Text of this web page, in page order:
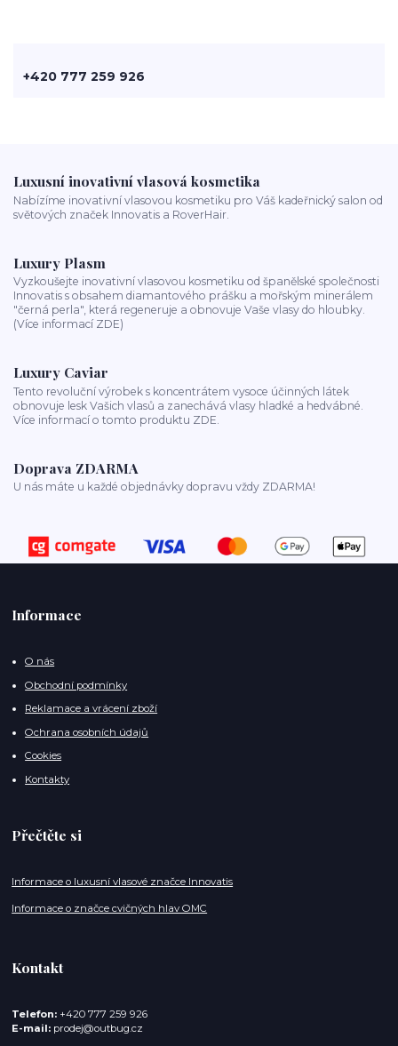
+420 777 259 926
Luxusní inovativní vlasová kosmetika
Nabízíme inovativní vlasovou kosmetiku pro Váš kadeřnický salon od
světových značek Innovatis a RoverHair.
Luxury Plasm
Vyzkoušejte inovativní vlasovou kosmetiku od španělské společnosti
Innovatis s obsahem diamantového prášku a mořským minerálem
"černá perla", která regeneruje a obnovuje Vaše vlasy do hloubky.
(Více informací ZDE)
Luxury Caviar
Tento revoluční výrobek s koncentrátem vysoce účinných látek
obnovuje lesk Vašich vlasů a zanechává vlasy hladké a hedvábné.
Více informací o tomto produktu ZDE.
Doprava ZDARMA
U nás máte u každé objednávky dopravu vždy ZDARMA!
Informace
O nás
Obchodní podmínky
Reklamace a vrácení zboží
Ochrana osobních údajů
Cookies
Kontakty
Přečtěte si
Informace o luxusní vlasové značce Innovatis
Informace o značce cvičných hlav OMC
Kontakt
Telefon: +420 777 259 926
E-mail: prodej@outbug.cz